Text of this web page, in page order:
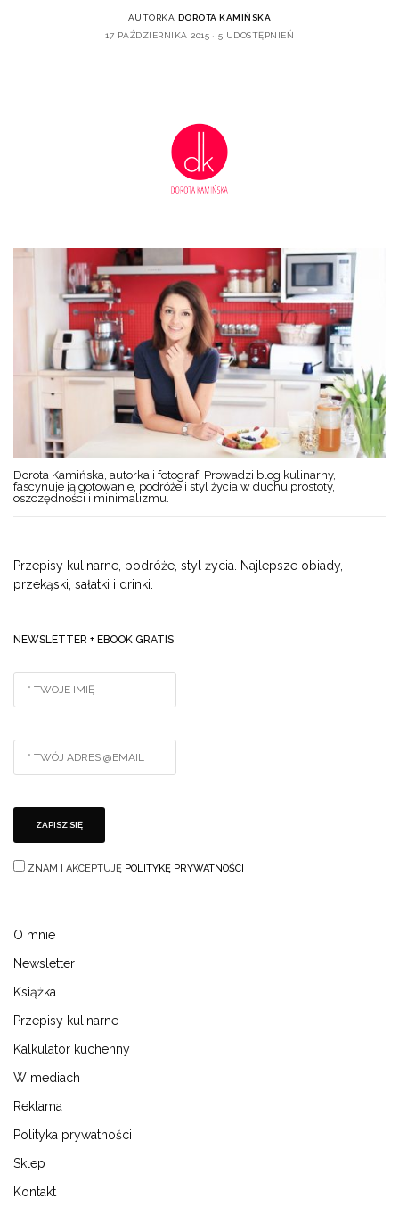
AUTORKA DOROTA KAMIŃSKA
17 PAŹDZIERNIKA 2015
5 UDOSTĘPNIEŃ
Dorota Kamińska, autorka i fotograf. Prowadzi blog kulinarny,
fascynuje ją gotowanie, podróże i styl życia w duchu prostoty,
oszczędności i minimalizmu.
Przepisy kulinarne, podróże, styl życia. Najlepsze obiady,
przekąski, sałatki i drinki.
NEWSLETTER + EBOOK GRATIS
ZNAM I AKCEPTUJĘ POLITYKĘ PRYWATNOŚCI
O mnie
Newsletter
Książka
Przepisy kulinarne
Kalkulator kuchenny
W mediach
Reklama
Polityka prywatności
Sklep
Kontakt